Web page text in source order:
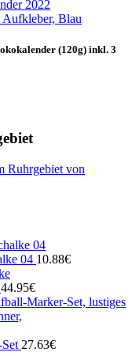
(120g) inkl. 3
04 10.88€
44.95€
27.63€